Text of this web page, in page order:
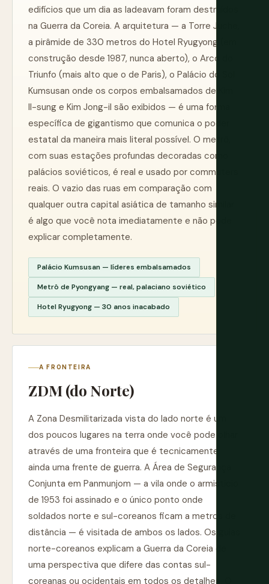
edifícios que um dia as ladeavam foram destruídos
na Guerra da Coreia. A arquitetura — a Torre Juche,
a pirâmide de 330 metros do Hotel Ryugyong (em
construção desde 1987, nunca aberto), o Arco do
Triunfo (mais alto que o de Paris), o Palácio do Sol
Kumsusan onde os corpos embalsamados de Kim
Il-sung e Kim Jong-il são exibidos — é uma forma
específica de gigantismo que comunica o poder
estatal da maneira mais literal possível. O metrô,
com suas estações profundas decoradas como
palácios soviéticos, é real e usado por commuters
reais. O vazio das ruas em comparação com
qualquer outra capital asiática de tamanho similar
é algo que você nota imediatamente e não pode
explicar completamente.
Palácio Kumsusan — líderes embalsamados
Metrô de Pyongyang — real, palaciano soviético
Hotel Ryugyong — 30 anos inacabado
A FRONTEIRA
ZDM (do Norte)
A Zona Desmilitarizada vista do lado norte é um
dos poucos lugares na terra onde você pode olhar
através de uma fronteira que é tecnicamente
ainda uma frente de guerra. A Área de Segurança
Conjunta em Panmunjom — a vila onde o armistício
de 1953 foi assinado e o único ponto onde
soldados norte e sul-coreanos ficam a metros de
distância — é visitada de ambos os lados. Os guias
norte-coreanos explicam a Guerra da Coreia de
uma perspectiva que difere das contas sul-
coreanas ou ocidentais em todos os detalhes. O